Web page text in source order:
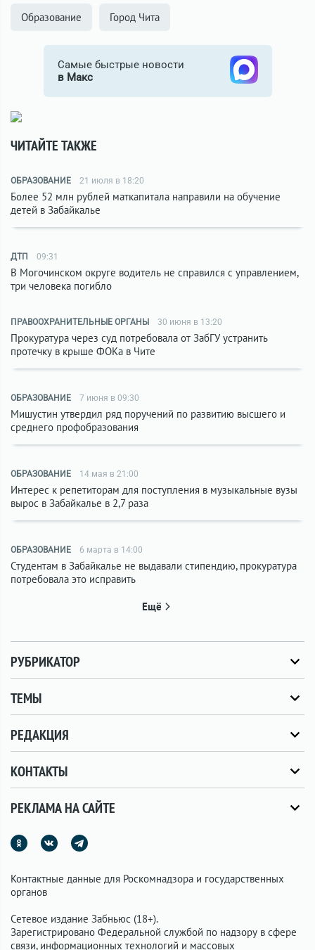
Образование Город Чита
Самые быстрые новости
в Макс
ЧИТАЙТЕ ТАКЖЕ
ОБРАЗОВАНИЕ 21 июля в 18:20
Более 52 млн рублей маткапитала направили на обучение
детей в Забайкалье
ДТП 09:31
В Могочинском округе водитель не справился с управлением,
три человека погибло
ПРАВООХРАНИТЕЛЬНЫЕ ОРГАНЫ 30 июня в 13:20
Прокуратура через суд потребовала от ЗабГУ устранить
протечку в крыше ФОКа в Чите
ОБРАЗОВАНИЕ 7 июня в 09:30
Мишустин утвердил ряд поручений по развитию высшего и
среднего профобразования
ОБРАЗОВАНИЕ 14 мая в 21:00
Интерес к репетиторам для поступления в музыкальные вузы
вырос в Забайкалье в 2,7 раза
ОБРАЗОВАНИЕ 6 марта в 14:00
Студентам в Забайкалье не выдавали стипендию, прокуратура
потребовала это исправить
Ещё
РУБРИКАТОР
ТЕМЫ
РЕДАКЦИЯ
КОНТАКТЫ
РЕКЛАМА НА САЙТЕ
Контактные данные для Роскомнадзора и государственных
органов
Сетевое издание Забньюс (18+).
Зарегистрировано Федеральной службой по надзору в сфере
связи, информационных технологий и массовых